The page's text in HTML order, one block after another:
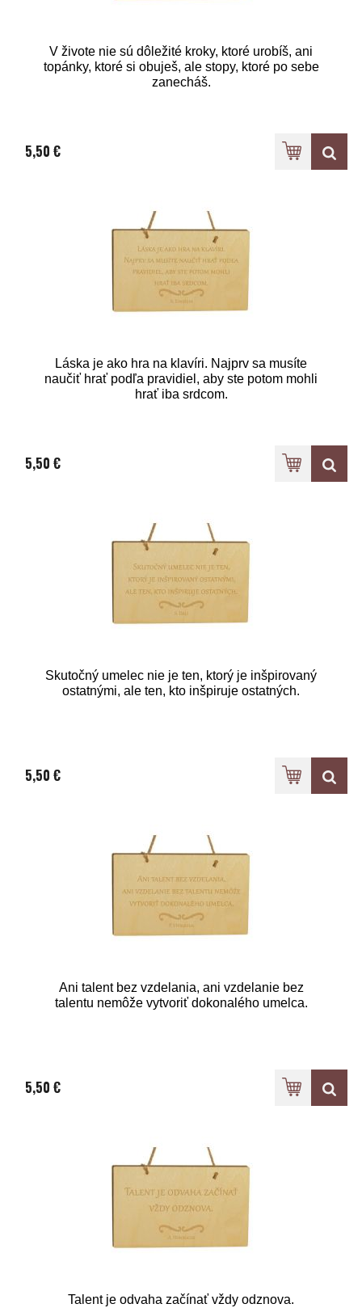
V živote nie sú dôležité kroky, ktoré urobíš, ani
topánky, ktoré si obuješ, ale stopy, ktoré po sebe
zanecháš.
5,50 €
Láska je ako hra na klavíri. Najprv sa musíte
naučiť hrať podľa pravidiel, aby ste potom mohli
hrať iba srdcom.
5,50 €
Skutočný umelec nie je ten, ktorý je inšpirovaný
ostatnými, ale ten, kto inšpiruje ostatných.
5,50 €
Ani talent bez vzdelania, ani vzdelanie bez
talentu nemôže vytvoriť dokonalého umelca.
5,50 €
Talent je odvaha začínať vždy odznova.